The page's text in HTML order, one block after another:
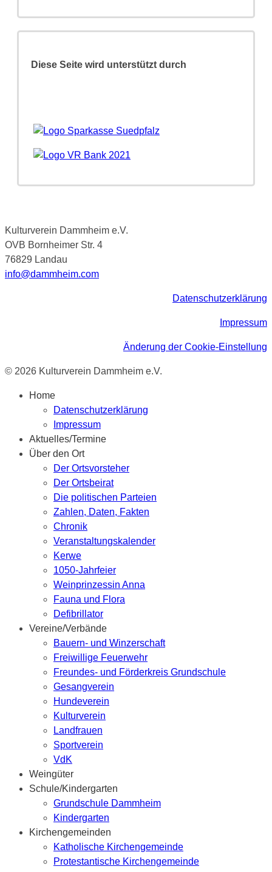
Diese Seite wird unterstützt durch
Kulturverein Dammheim e.V.
OVB Bornheimer Str. 4
76829 Landau
info@dammheim.com
Datenschutzerklärung
Impressum
Änderung der Cookie-Einstellung
© 2026 Kulturverein Dammheim e.V.
Home
Datenschutzerklärung
Impressum
Aktuelles/Termine
Über den Ort
Der Ortsvorsteher
Der Ortsbeirat
Die politischen Parteien
Zahlen, Daten, Fakten
Chronik
Veranstaltungskalender
Kerwe
1050-Jahrfeier
Weinprinzessin Anna
Fauna und Flora
Defibrillator
Vereine/Verbände
Bauern- und Winzerschaft
Freiwillige Feuerwehr
Freundes- und Förderkreis Grundschule
Gesangverein
Hundeverein
Kulturverein
Landfrauen
Sportverein
VdK
Weingüter
Schule/Kindergarten
Grundschule Dammheim
Kindergarten
Kirchengemeinden
Katholische Kirchengemeinde
Protestantische Kirchengemeinde